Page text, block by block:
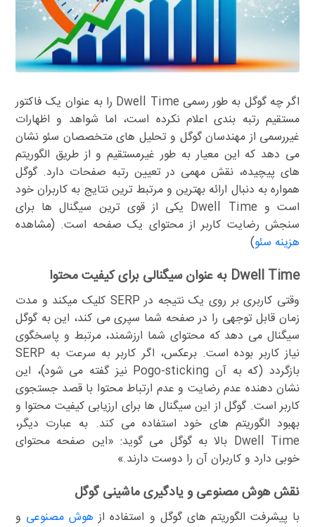
اگر چه گوگل به طور رسمی Dwell Time را به عنوان یک فاکتور
مستقیم رتبه بندی اعلام نکرده است، اما شواهد و اظهارات
غیررسمی از مهندسان گوگل و تحلیل های متخصصان سئو نشان
می دهد که این معیار به طور غیرمستقیم و از طریق الگوریتم
های پیچیده، نقش مهمی در تعیین رتبه صفحات دارد. گوگل
همواره به دنبال ارائه بهترین و مرتبط ترین نتایج به کاربران خود
است و Dwell Time یکی از قوی ترین سیگنال ها برای
سنجش رضایت کاربر از محتوای یک صفحه است. (مشاهده
هزینه سئو)
Dwell Time به عنوان سیگنالی برای کیفیت محتوا
وقتی کاربری بر روی یک نتیجه در SERP کلیک میکند و مدت
زمان قابل توجهی را در صفحه شما سپری می کند، این به گوگل
سیگنال می دهد که محتوای شما ارزشمند، مرتبط و پاسخگوی
نیاز کاربر بوده است. برعکس، اگر کاربر به سرعت به SERP
بازگردد (که به آن Pogo-sticking نیز گفته می شود)، این
نشان دهنده عدم رضایت و عدم ارتباط محتوا با قصد جستجوی
کاربر است. گوگل از این سیگنال ها برای ارزیابی کیفیت محتوا و
بهبود الگوریتم های خود استفاده می کند. به عبارت دیگر،
Dwell Time بالا به گوگل می گوید: «این صفحه محتوای
خوبی دارد و کاربران آن را دوست دارند.»
نقش هوش مصنوعی و یادگیری ماشینی گوگل
با پیشرفت الگوریتم های گوگل و استفاده از هوش مصنوعی و